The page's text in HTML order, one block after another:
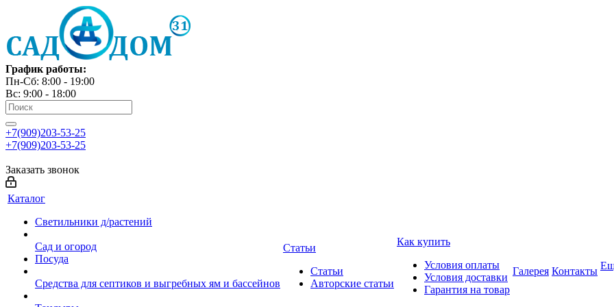
График работы:
Пн-Сб: 8:00 - 19:00
Вс: 9:00 - 18:00
+7(909)203-53-25
+7(909)203-53-25
Заказать звонок
Каталог
Светильники д/растений
Сад и огород
Посуда
Средства для септиков и выгребных ям и бассейнов
Статьи
Статьи
Авторские статьи
Как купить
Условия оплаты
Условия доставки
Гарантия на товар
Галерея Контакты